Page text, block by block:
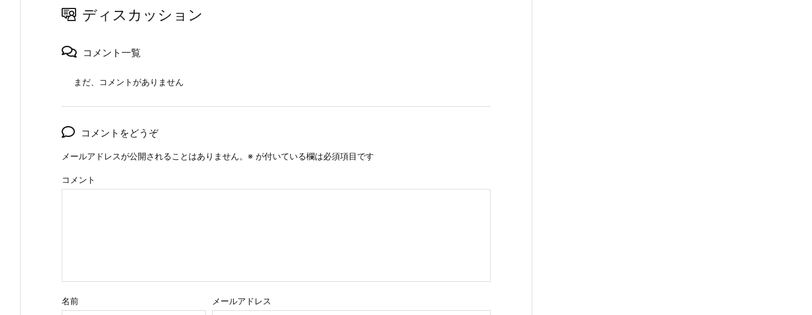
ディスカッション
コメント一覧
まだ、コメントがありません
コメントをどうぞ
メールアドレスが公開されることはありません。 ※ が付いている欄は必須項目です
コメント
名前 メールアドレス